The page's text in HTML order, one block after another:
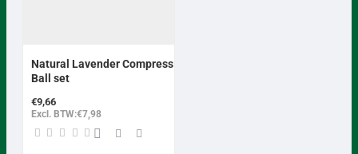
Natural Lavender Compress
Ball set
€9,66
Excl. BTW:€7,98